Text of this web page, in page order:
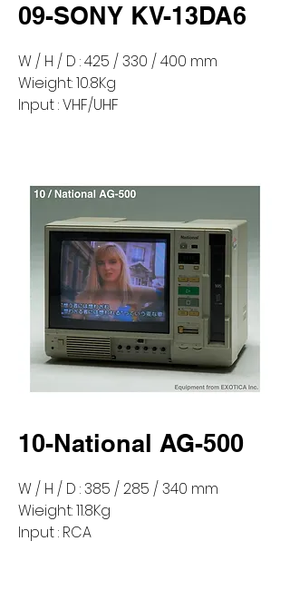
09-SONY KV-13DA6
W / H / D : 425 / 330 / 400 mm
Wieight: 10.8Kg
Input : VHF/UHF
10-National AG-500
W / H / D : 385 / 285 / 340 mm
Wieight: 11.8Kg
Input : RCA